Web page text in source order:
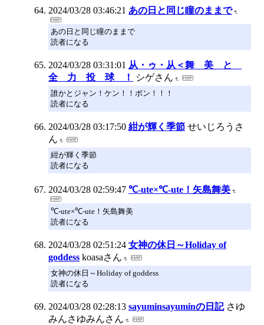
2024/03/28 03:46:21 あの日と同じ瞳のままで
あの日と同じ瞳のままで
読者になる
2024/03/28 03:31:01 从・ゥ・从＜舞 美 と
全 力 投 球 ！
シゲさん
誰かとジャン！ケン！！ポン！！！
読者になる
2024/03/28 03:17:50 紺が輝く季節 せいじろうさ
ん
紺が輝く季節
読者になる
2024/03/28 02:59:47 ℃-ute×℃-ute！矢島舞美
℃-ute×℃-ute！矢島舞美
読者になる
2024/03/28 02:51:24 女神の休日～Holiday of
goddess koasaさん
女神の休日～Holiday of goddess
読者になる
2024/03/28 02:28:13 sayuminsayuminの日記 さゆ
みんさゆみんさん